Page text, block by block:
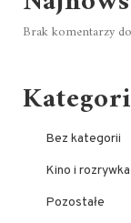
Brak komentarzy
Bez kategorii
Kino i rozrywka
Pozostałe